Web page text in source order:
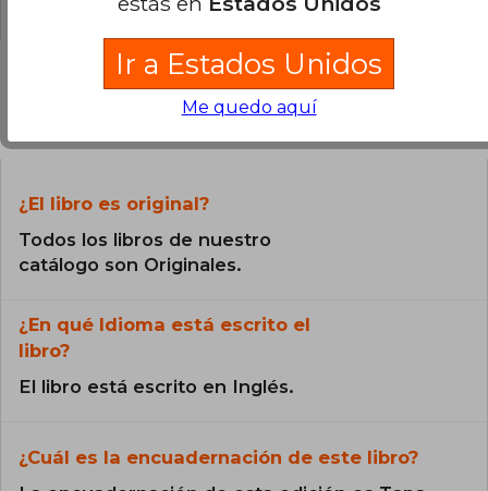
Preguntas frecuentes sobre el libro
¿El libro es original?
Todos los libros de nuestro
catálogo son Originales.
¿En qué Idioma está escrito el
libro?
El libro está escrito en Inglés.
¿Cuál es la encuadernación de este libro?
Ir a Estados Unidos
Me quedo aquí